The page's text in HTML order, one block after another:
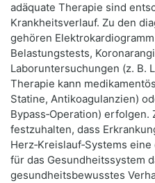
adäquate Therapie sind
Krankheitsverlauf. Zu den
gehören
Belastungstests,
Laboruntersuchungen (z. B.
Therapie kann
Statine, Antikoagulanzien)
Bypass‑Operation) erfolgen.
festzuhalten, dass
Herz‑Kreislauf‑Systems
für das Gesundheitssystem
gesundheitsbewusstes